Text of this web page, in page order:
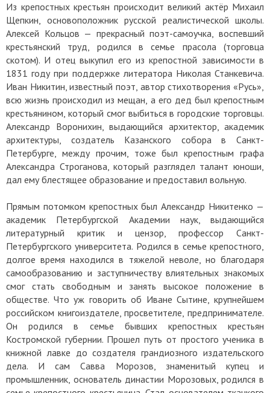
Из крепостных крестьян происходит великий актёр Михаил
Щепкин, основоположник русской реалистической школы.
Алексей Кольцов — прекрасный поэт-самоучка, воспевший
крестьянский труд, родился в семье прасола (торговца
скотом). И отец выкупил его из крепостной зависимости в
1831 году при поддержке литератора Николая Станкевича.
Иван Никитин, известный поэт, автор стихотворения «Русь»,
всю жизнь происходил из мещан, а его дед был крепостным
крестьянином, который смог выбиться в городские торговцы.
Александр Воронихин, выдающийся архитектор, академик
архитектуры, создатель Казанского собора в Санкт-
Петербурге, между прочим, тоже был крепостным графа
Александра Строганова, который разглядел талант юноши,
дал ему блестящее образование и предоставил вольную.
Прямым потомком крепостных был Александр Никитенко —
академик Петербургской Академии наук, выдающийся
литературный критик и цензор, профессор Санкт-
Петербургского университета. Родился в семье крепостного,
долгое время находился в тяжелой неволе, но благодаря
самообразованию и заступничеству влиятельных знакомых
смог стать свободным и занять высокое положение в
обществе. Что уж говорить об Иване Сытине, крупнейшем
российском книгоиздателе, просветителе, предпринимателе.
Он родился в семье бывших крепостных крестьян
Костромской губернии. Прошел путь от простого ученика в
книжной лавке до создателя грандиозного издательского
дела. И сам Савва Морозов, знаменитый купец и
промышленник, основатель династии Морозовых, родился в